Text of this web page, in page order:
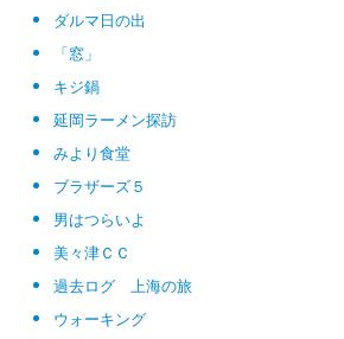
ダルマ日の出
「窓」
キジ鍋
延岡ラーメン探訪
みより食堂
ブラザーズ５
男はつらいよ
美々津ＣＣ
過去ログ 上海の旅
ウォーキング